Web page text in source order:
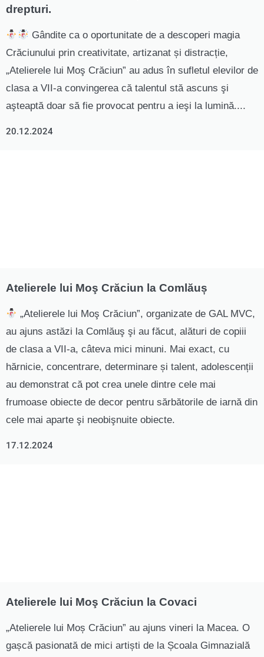
drepturi.
Gândite ca o oportunitate de a descoperi magia
Crăciunului prin creativitate, artizanat și distracție,
„Atelierele lui Moş Crăciun” au adus în sufletul elevilor de
clasa a VII-a convingerea că talentul stă ascuns şi
aşteaptă doar să fie provocat pentru a ieşi la lumină....
20.12.2024
Atelierele lui Moş Crăciun la Comlăuș
„Atelierele lui Moş Crăciun”, organizate de GAL MVC,
au ajuns astăzi la Comlăuş şi au făcut, alături de copiii
de clasa a VII-a, câteva mici minuni. Mai exact, cu
hărnicie, concentrare, determinare și talent, adolescenții
au demonstrat că pot crea unele dintre cele mai
frumoase obiecte de decor pentru sărbătorile de iarnă din
cele mai aparte şi neobişnuite obiecte.
17.12.2024
Atelierele lui Moş Crăciun la Covaci
„Atelierele lui Moș Crăciun” au ajuns vineri la Macea. O
gașcă pasionată de mici artiști de la Școala Gimnazială